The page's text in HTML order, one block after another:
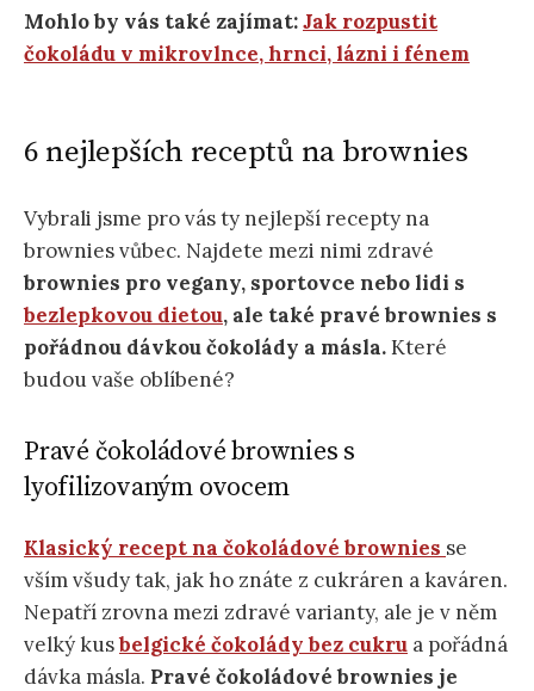
Mohlo by vás také zajímat:Jak rozpustit
čokoládu v mikrovlnce, hrnci, lázni i fénem
6 nejlepších receptů na brownies
Vybrali jsme pro vás ty nejlepší recepty na
brownies vůbec. Najdete mezi nimi zdravé
brownies pro vegany, sportovce nebo lidi s
bezlepkovou dietou, ale také pravé brownies s
pořádnou dávkou čokolády a másla.Které
budou vaše oblíbené?
Pravé čokoládové brownies s
lyofilizovaným ovocem
Klasický recept na čokoládové brownies se
vším všudy tak, jak ho znáte z cukráren a kaváren.
Nepatří zrovna mezi zdravé varianty, ale je v něm
velký kusbelgické čokolády bez cukru a pořádná
dávka másla. Pravé čokoládové brownies je